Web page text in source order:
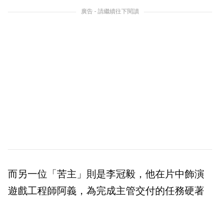
廣告 - 請繼續往下閱讀
而另一位「苦主」則是李冠毅，他在片中飾演
遊戲工程師阿義，為完成主管交付的任務硬著